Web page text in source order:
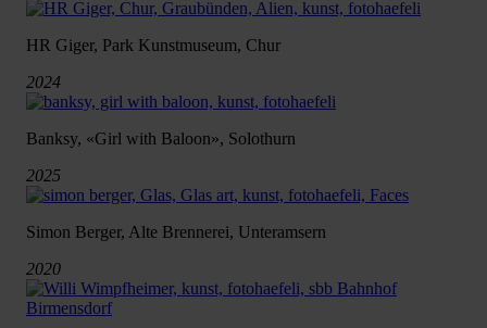
HR Giger, Park Kunstmuseum, Chur
2024
Banksy, «Girl with Baloon», Solothurn
2025
Simon Berger, Alte Brennerei, Unteramsern
2020